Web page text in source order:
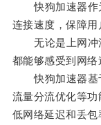
快狗加速器作
连接速度，保障用
无论是上网冲
都能够感受到网络
快狗加速器基
流量分流优化等
低网络延迟和丢包